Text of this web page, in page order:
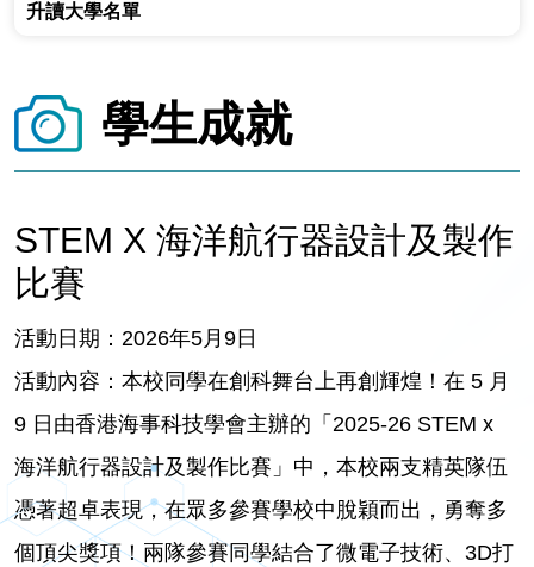
升讀大學名單
學生成就
STEM X 海洋航行器設計及製作
比賽
活動日期：2026年5月9日
活動內容：本校同學在創科舞台上再創輝煌！在 5 月
9 日由香港海事科技學會主辦的「2025-26 STEM x
海洋航行器設計及製作比賽」中，本校兩支精英隊伍
憑著超卓表現，在眾多參賽學校中脫穎而出，勇奪多
個頂尖獎項！兩隊參賽同學結合了微電子技術、3D打